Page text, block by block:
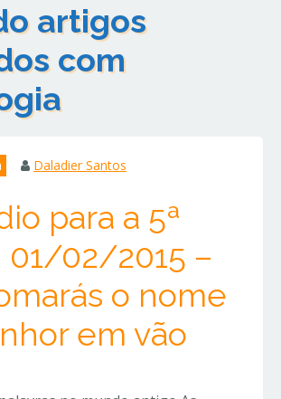
artigos
com
Daladier Santos
para a 5ª
01/02/2015 –
o nome
em vão